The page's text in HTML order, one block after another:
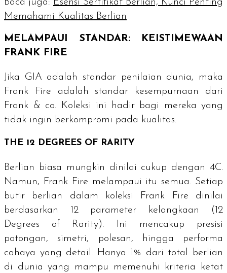
Memahami Kualitas Berlian
MELAMPAUI STANDAR: KEISTIMEWAAN
FRANK FIRE
Jika GIA adalah standar penilaian dunia, maka
Frank Fire adalah standar kesempurnaan dari
Frank & co. Koleksi ini hadir bagi mereka yang
tidak ingin berkompromi pada kualitas.
THE 12 DEGREES OF RARITY
Berlian biasa mungkin dinilai cukup dengan 4C.
Namun, Frank Fire melampaui itu semua. Setiap
butir berlian dalam koleksi Frank Fire dinilai
berdasarkan 12 parameter kelangkaan ( 12
Degrees of Rarity). Ini mencakup presisi
potongan, simetri, polesan, hingga performa
cahaya yang detail. Hanya 1% dari total berlian
di dunia yang mampu memenuhi kriteria ketat